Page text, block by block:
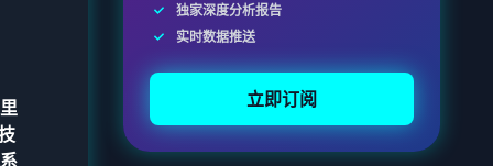
独家深度分析报告
实时数据推送
立即订阅